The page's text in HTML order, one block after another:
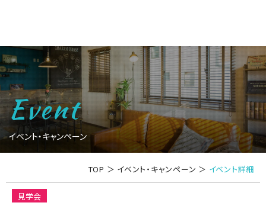
Event
イベント・キャンペーン
TOP ＞ イベント・キャンペーン ＞ イベント詳細
見学会